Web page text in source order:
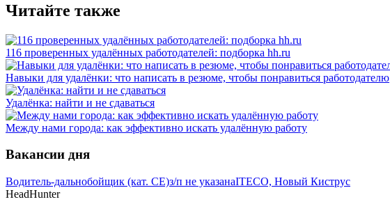
Читайте также
116 проверенных удалённых работодателей: подборка hh.ru
Навыки для удалёнки: что написать в резюме, чтобы понравиться работодателю
Удалёнка: найти и не сдаваться
Между нами города: как эффективно искать удалённую работу
Вакансии дня
Водитель-дальнобойщик (кат. CE)з/п не указанаITECO, Новый Киструс
HeadHunter